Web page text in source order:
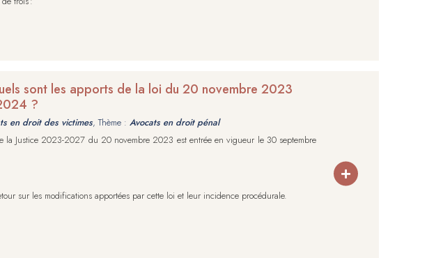
sont les apports de la loi du 20 novembre 2023
?
en droit des victimes, Thème : Avocats en droit pénal
la Justice 2023-2027 du 20 novembre 2023 est entrée en vigueur le 30 septembre
sur les modifications apportées par cette loi et leur incidence procédurale.